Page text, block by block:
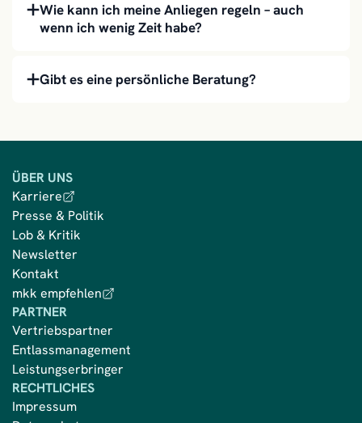
Wie kann ich meine Anliegen regeln – auch
wenn ich wenig Zeit habe?
Gibt es eine persönliche Beratung?
ÜBER UNS
Karriere
Presse & Politik
Lob & Kritik
Newsletter
Kontakt
mkk empfehlen
PARTNER
Vertriebspartner
Entlassmanagement
Leistungserbringer
RECHTLICHES
Impressum